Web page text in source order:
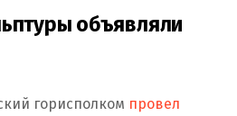
объявляли
горисполком провел